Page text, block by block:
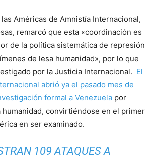
Américas de Amnistía Internacional,
remarcó que esta «coordinación es
de la política sistemática de represión
de lesa humanidad», por lo que
por la Justicia Internacional. El
abrió ya el pasado mes de
formal a Venezuela por
humanidad, convirtiéndose en el primer
en ser examinado.
109 ATAQUES A